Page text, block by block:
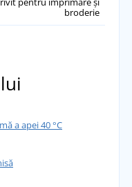
broderie
a apei 40 °C